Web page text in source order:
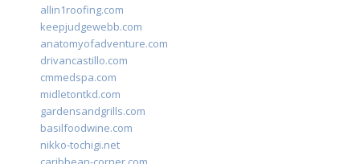
allin1roofing.com
keepjudgewebb.com
anatomyofadventure.com
drivancastillo.com
cmmedspa.com
midletontkd.com
gardensandgrills.com
basilfoodwine.com
nikko-tochigi.net